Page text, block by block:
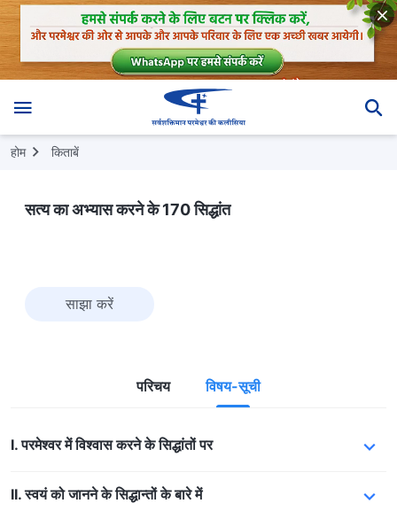
होम किताबें
सत्य का अभ्यास करने के 170 सिद्धांत
साझा करें
परिचय विषय-सूची
I. परमेश्वर में विश्वास करने के सिद्धांतों पर
II. स्‍वयं को जानने के सिद्धान्‍तों के बारे में